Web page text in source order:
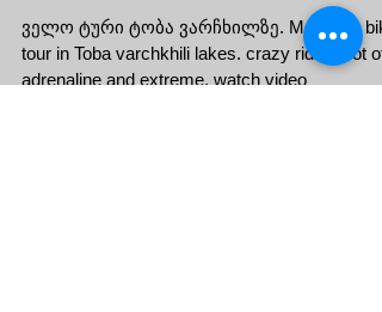
ველო ტური ტობა ვარჩხილზე. Mountain
tour in Toba varchkhili lakes. crazy riders, lot of
adrenaline and extreme. watch video